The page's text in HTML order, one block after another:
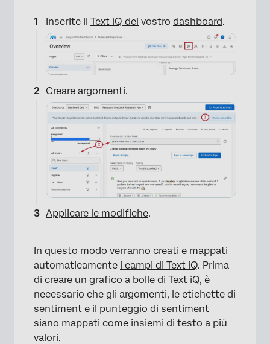
Inserite il Text iQ del vostro dashboard.
Creare argomenti.
Applicare le modifiche.
In questo modo verranno creati e mappati
automaticamente i campi di Text iQ. Prima
di creare un grafico a bolle di Text iQ, è
necessario che gli argomenti, le etichette di
sentiment e il punteggio di sentiment
siano mappati come insiemi di testo a più
valori.